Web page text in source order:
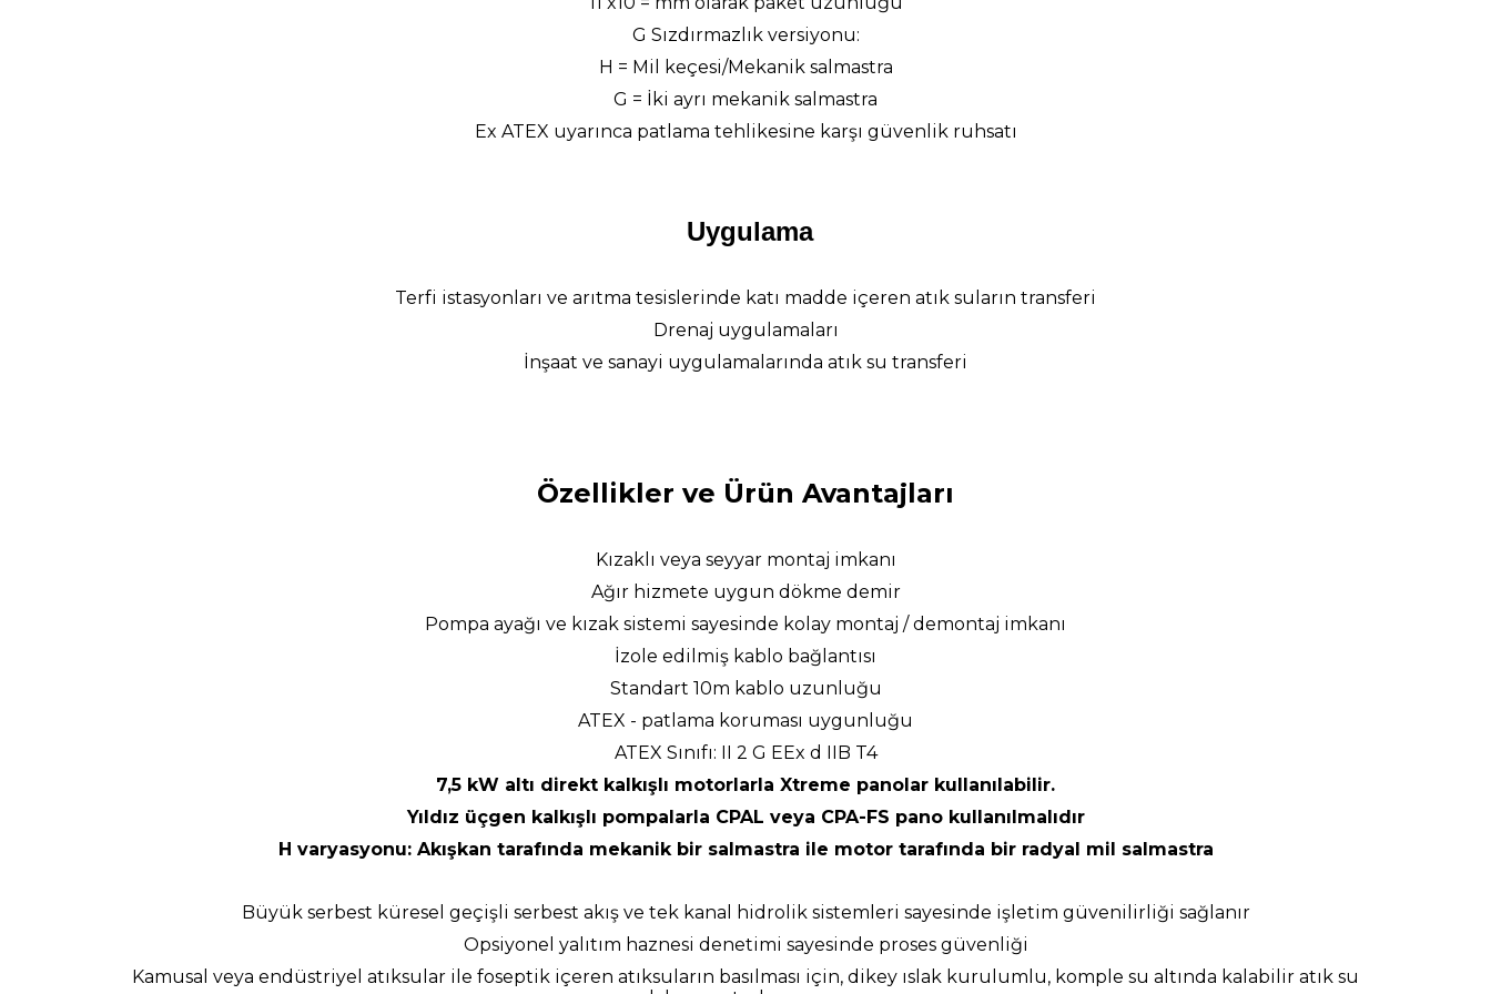
G Sızdırmazlık versiyonu:
H = Mil keçesi/Mekanik salmastra
G = İki ayrı mekanik salmastra
Ex ATEX uyarınca patlama tehlikesine karşı güvenlik ruhsatı
Uygulama
Terfi istasyonları ve arıtma tesislerinde katı madde içeren atık suların transferi
Drenaj uygulamaları
İnşaat ve sanayi uygulamalarında atık su transferi
Özellikler ve Ürün Avantajları
Kızaklı veya seyyar montaj imkanı
Ağır hizmete uygun dökme demir
Pompa ayağı ve kızak sistemi sayesinde kolay montaj / demontaj imkanı
İzole edilmiş kablo bağlantısı
Standart 10m kablo uzunluğu
ATEX - patlama koruması uygunluğu
ATEX Sınıfı: II 2 G EEx d IIB T4
7,5 kW altı direkt kalkışlı motorlarla Xtreme panolar kullanılabilir.
Yıldız üçgen kalkışlı pompalarla CPAL veya CPA-FS pano kullanılmalıdır
H varyasyonu: Akışkan tarafında mekanik bir salmastra ile motor tarafında bir radyal mil salmastra
Büyük serbest küresel geçişli serbest akış ve tek kanal hidrolik sistemleri sayesinde işletim güvenilirliği sağlanır
Opsiyonel yalıtım haznesi denetimi sayesinde proses güvenliği
Kamusal veya endüstriyel atıksular ile foseptik içeren atıksuların basılması için, dikey ıslak kurulumlu, komple su altında kalabilir atık su